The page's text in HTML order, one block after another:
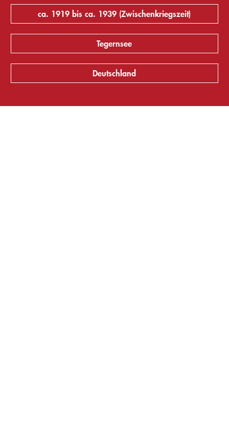
ca. 1919 bis ca. 1939 (Zwischenkriegszeit)
Tegernsee
Deutschland